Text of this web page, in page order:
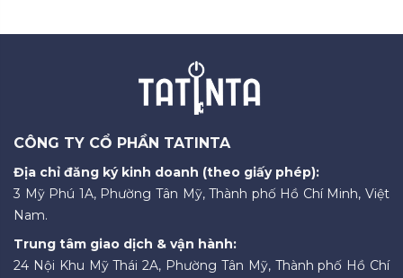
CÔNG TY CỔ PHẦN TATINTA
Địa chỉ đăng ký kinh doanh (theo giấy phép):
3 Mỹ Phú 1A, Phường Tân Mỹ, Thành phố Hồ Chí Minh, Việt
Nam.
Trung tâm giao dịch & vận hành:
24 Nội Khu Mỹ Thái 2A, Phường Tân Mỹ, Thành phố Hồ Chí